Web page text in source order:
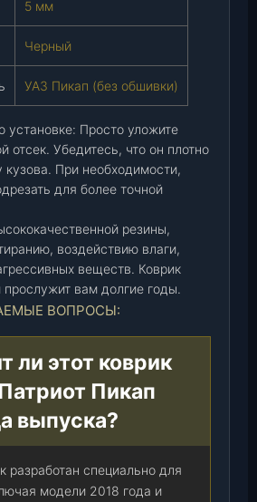
5 мм
Черный
УАЗ Пикап (без обшивки)
установке: Просто уложите
отсек. Убедитесь, что он плотно
кузова. При необходимости,
для более точной
резины,
воздействию влаги,
веществ. Коврик
прослужит вам долгие годы.
ВОПРОСЫ:
ли этот коврик
Пикап
выпуска?
разработан специально для
модели 2018 года и